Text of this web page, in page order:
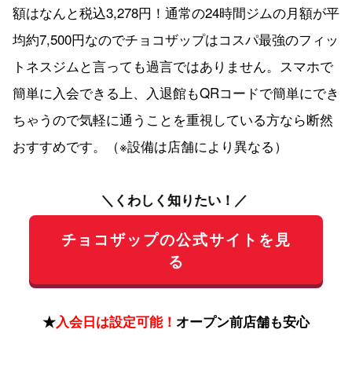
額はなんと税込3,278円！通常の24時間ジムの月額が平
均約7,500円なのでチョコザップはコスパ最強のフィッ
トネスジムと言っても過言ではありません。スマホで
簡単に入会できる上、入退館もQRコードで簡単にでき
ちゃうので気軽に通うことを重視している方なら断然
おすすめです。（※設備は店舗により異なる）
＼くわしく知りたい！／
チョコザップの公式サイトを見
る
★入会日は設定可能！ オープン前店舗も安心